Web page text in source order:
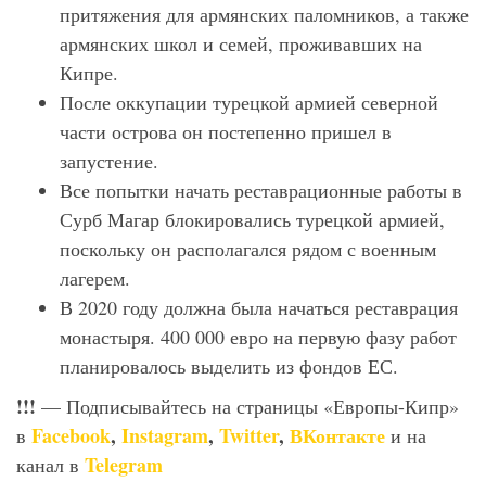
притяжения для армянских паломников, а также
армянских школ и семей, проживавших на
Кипре.
После оккупации турецкой армией северной
части острова он постепенно пришел в
запустение.
Все попытки начать реставрационные работы в
Сурб Магар блокировались турецкой армией,
поскольку он располагался рядом с военным
лагерем.
В 2020 году должна была начаться реставрация
монастыря. 400 000 евро на первую фазу работ
планировалось выделить из фондов ЕС.
!!! — Подписывайтесь на страницы «Европы-Кипр»
в Facebook, Instagram, Twitter, ВКонтакте и на
канал в Telegram